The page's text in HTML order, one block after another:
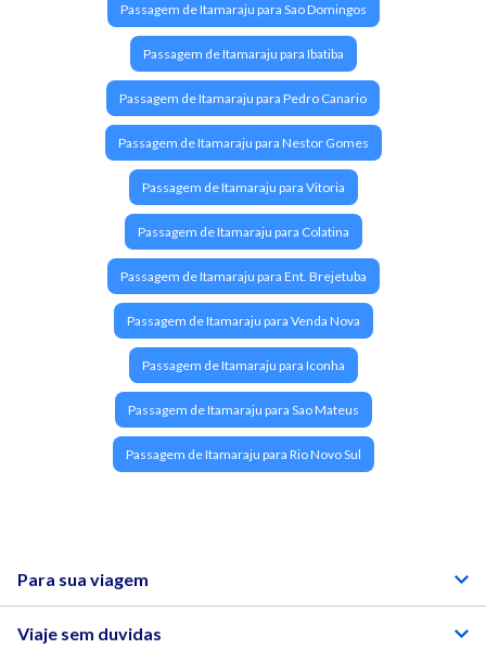
Passagem de Itamaraju para Sao Domingos
Passagem de Itamaraju para Ibatiba
Passagem de Itamaraju para Pedro Canario
Passagem de Itamaraju para Nestor Gomes
Passagem de Itamaraju para Vitoria
Passagem de Itamaraju para Colatina
Passagem de Itamaraju para Ent. Brejetuba
Passagem de Itamaraju para Venda Nova
Passagem de Itamaraju para Iconha
Passagem de Itamaraju para Sao Mateus
Passagem de Itamaraju para Rio Novo Sul
Para sua viagem
Viaje sem duvidas